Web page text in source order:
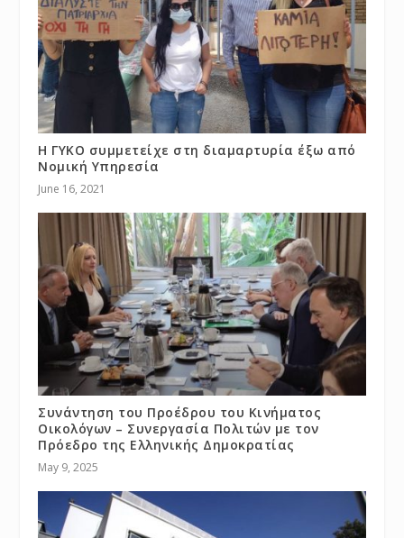
Η ΓΥΚΟ συμμετείχε στη διαμαρτυρία έξω από
Νομική Υπηρεσία
June 16, 2021
Συνάντηση του Προέδρου του Κινήματος
Οικολόγων – Συνεργασία Πολιτών με τον
Πρόεδρο της Ελληνικής Δημοκρατίας
May 9, 2025